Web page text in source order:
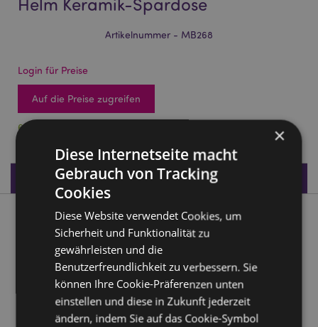
Artikelnummer - MB268
Login für Preise
Auf die Preise zugreifen
62 auf Lager
Produktdaten
Produktbeschreibung
Space Cadets Weltraum Astronaut Helm Keramik-Spardose
Material: Dolomitkeramik
Produkthinweis:Der Inhalt kann durch eine Öffnung
mit Stöpsel auf der Unterseite geleert werden.
×
Diese Internetseite macht
Gebrauch von Tracking
Cookies
Diese Website verwendet Cookies, um
Sicherheit und Funktionalität zu
gewährleisten und die
Benutzerfreundlichkeit zu verbessern. Sie
können Ihre Cookie-Präferenzen unten
einstellen und diese in Zukunft jederzeit
ändern, indem Sie auf das Cookie-Symbol